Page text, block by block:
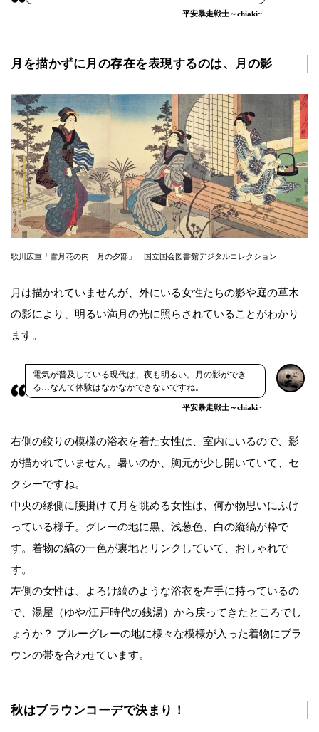
平安暴走戦士～chiaki~
月を描かずに月の存在を表現するのは、月の影
歌川広重「雪月花の内 月の夕部」 国立国会図書館デジタルコレクション
月は描かれていませんが、外にいる女性たちの影や庭の草木
の影により、明るい満月の光に照らされていることがわかり
ます。
電気が普及している現代は、夜も明るい。月の影ができ
る…なんて体験はなかなかできないですね。
平安暴走戦士～chiaki~
右側の絞りの模様の浴衣を着た女性は、室内にいるので、影
が描かれていません。暑いのか、胸元が少し開いていて、セ
クシーですね。
中央の縁側に腰掛けて月を眺める女性は、何か物思いにふけ
っている様子。グレーの地に黒、浅葱色、白の縦縞が粋で
す。着物の縞の一色が裏地とリンクしていて、おしゃれで
す。
左側の女性は、よろけ縞のような浴衣を左手に持っているの
で、湯屋（ゆや/江戸時代の銭湯）から戻ってきたところでし
ょうか？ ブルーグレーの地に様々な模様が入った着物にブラ
ウンの帯を合わせています。
秋はブラウンコーデで決まり！